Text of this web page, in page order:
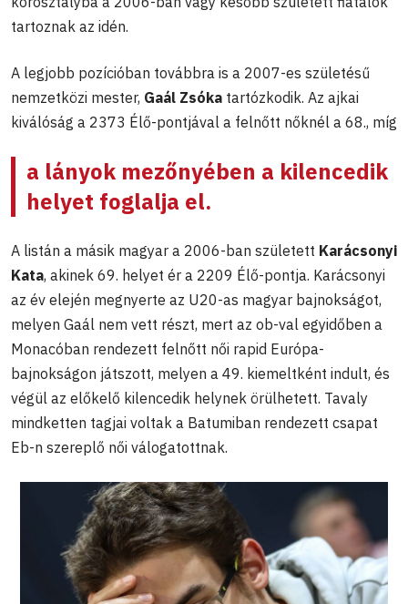
tartoznak az idén.
A legjobb pozícióban továbbra is a 2007-es születésű
nemzetközi mester, Gaál Zsóka tartózkodik. Az ajkai
kiválóság a 2373 Élő-pontjával a felnőtt nőknél a 68., míg
a lányok mezőnyében a kilencedik
helyet foglalja el.
A listán a másik magyar a 2006-ban született Karácsonyi
Kata, akinek 69. helyet ér a 2209 Élő-pontja. Karácsonyi
az év elején megnyerte az U20-as magyar bajnokságot,
melyen Gaál nem vett részt, mert az ob-val egyidőben a
Monacóban rendezett felnőtt női rapid Európa-
bajnokságon játszott, melyen a 49. kiemeltként indult, és
végül az előkelő kilencedik helynek örülhetett. Tavaly
mindketten tagjai voltak a Batumiban rendezett csapat
Eb-n szereplő női válogatottnak.